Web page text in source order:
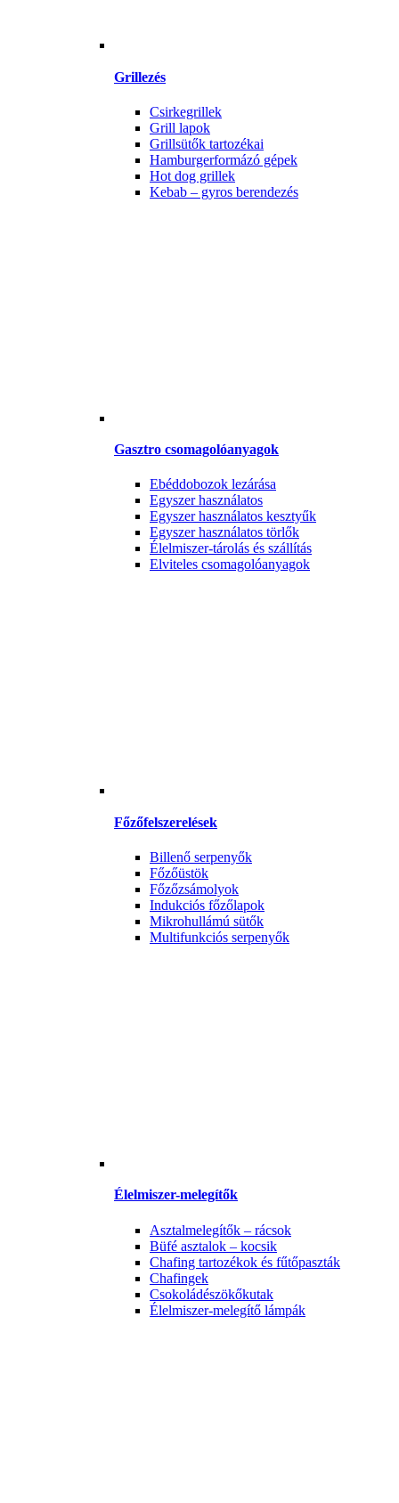
Grillezés
Csirkegrillek
Grill lapok
Grillsütők tartozékai
Hamburgerformázó gépek
Hot dog grillek
Kebab – gyros berendezés
Gasztro csomagolóanyagok
Ebéddobozok lezárása
Egyszer használatos
Egyszer használatos kesztyűk
Egyszer használatos törlők
Élelmiszer-tárolás és szállítás
Elviteles csomagolóanyagok
Főzőfelszerelések
Billenő serpenyők
Főzőüstök
Főzőzsámolyok
Indukciós főzőlapok
Mikrohullámú sütők
Multifunkciós serpenyők
Élelmiszer-melegítők
Asztalmelegítők – rácsok
Büfé asztalok – kocsik
Chafing tartozékok és fűtőpaszták
Chafingek
Csokoládészökőkutak
Élelmiszer-melegítő lámpák